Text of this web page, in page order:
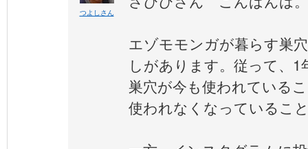
つよしさん
エゾモモンガが暮らす巣
しがあります。従って、
巣穴が今も使われている
使われなくなっているこ